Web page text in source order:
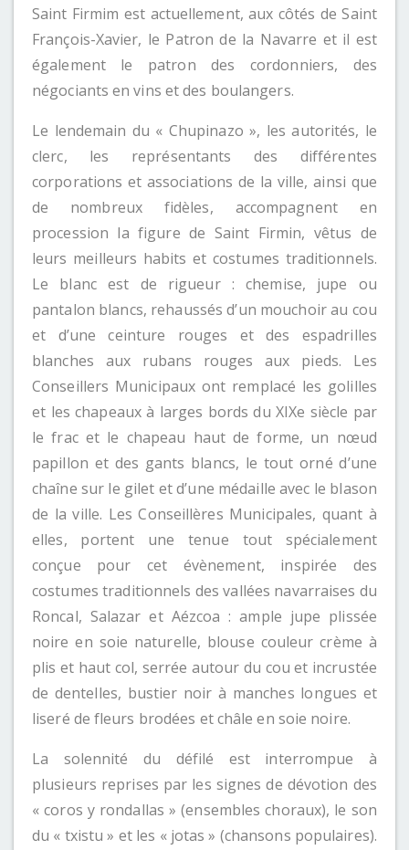
Saint Firmim est actuellement, aux côtés de Saint
François-Xavier, le Patron de la Navarre et il est
également le patron des cordonniers, des
négociants en vins et des boulangers.
Le lendemain du « Chupinazo », les autorités, le
clerc, les représentants des différentes
corporations et associations de la ville, ainsi que
de nombreux fidèles, accompagnent en
procession la figure de Saint Firmin, vêtus de
leurs meilleurs habits et costumes traditionnels.
Le blanc est de rigueur : chemise, jupe ou
pantalon blancs, rehaussés d’un mouchoir au cou
et d’une ceinture rouges et des espadrilles
blanches aux rubans rouges aux pieds. Les
Conseillers Municipaux ont remplacé les golilles
et les chapeaux à larges bords du XIXe siècle par
le frac et le chapeau haut de forme, un nœud
papillon et des gants blancs, le tout orné d’une
chaîne sur le gilet et d’une médaille avec le blason
de la ville. Les Conseillères Municipales, quant à
elles, portent une tenue tout spécialement
conçue pour cet évènement, inspirée des
costumes traditionnels des vallées navarraises du
Roncal, Salazar et Aézcoa : ample jupe plissée
noire en soie naturelle, blouse couleur crème à
plis et haut col, serrée autour du cou et incrustée
de dentelles, bustier noir à manches longues et
liseré de fleurs brodées et châle en soie noire.
La solennité du défilé est interrompue à
plusieurs reprises par les signes de dévotion des
« coros y rondallas » (ensembles choraux), le son
du « txistu » et les « jotas » (chansons populaires).